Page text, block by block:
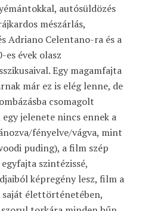
autósüldözés
mészárlás,
Adriano Celentano-ra és a
évek olasz
Egy magamfajta
már ez is elég lenne, de
csomagolt
jelenete nincs ennek a
fényelve/vágva, mint
puding), a film szép
szintézissé,
képregény lesz, film a
élettörténetében,